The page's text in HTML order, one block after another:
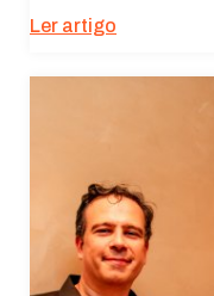
Ler artigo